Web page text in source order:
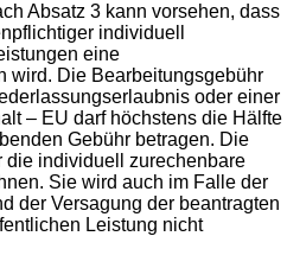
Absatz 3 kann vorsehen, dass
individuell
eine
wird. Die Bearbeitungsgebühr
oder einer
– EU darf höchstens die Hälfte
Gebühr betragen. Die
die individuell zurechenbare
Sie wird auch im Falle der
der Versagung der beantragten
Leistung nicht